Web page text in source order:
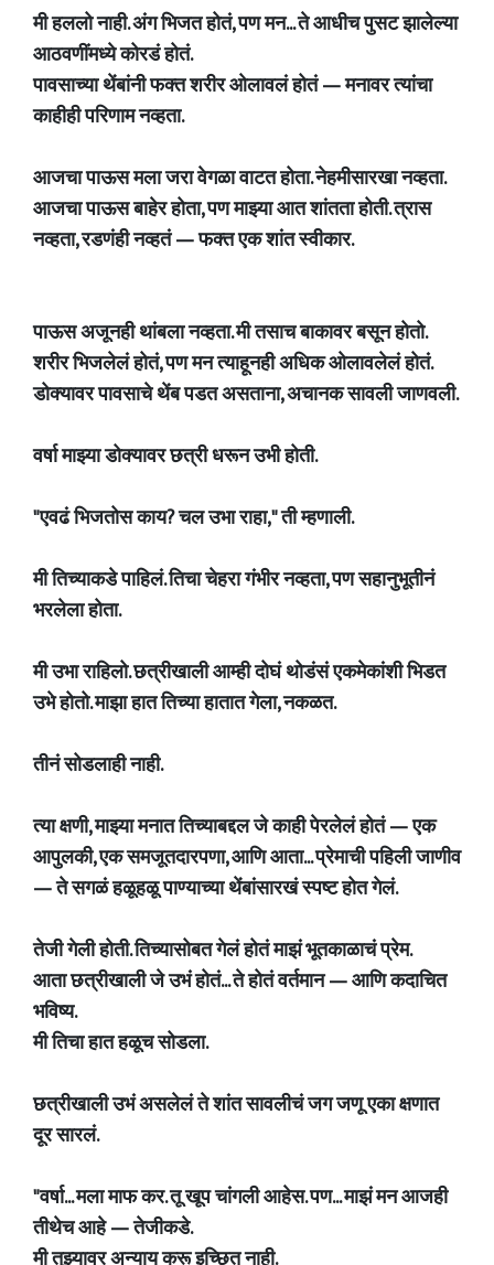
मी हललो नाही. अंग भिजत होतं, पण मन... ते आधीच पुसट झालेल्या
आठवणींमध्ये कोरडं होतं.
पावसाच्या थेंबांनी फक्त शरीर ओलावलं होतं — मनावर त्यांचा
काहीही परिणाम नव्हता.
आजचा पाऊस मला जरा वेगळा वाटत होता. नेहमीसारखा नव्हता.
आजचा पाऊस बाहेर होता, पण माझ्या आत शांतता होती. त्रास
नव्हता, रडणंही नव्हतं — फक्त एक शांत स्वीकार.
पाऊस अजूनही थांबला नव्हता. मी तसाच बाकावर बसून होतो.
शरीर भिजलेलं होतं, पण मन त्याहूनही अधिक ओलावलेलं होतं.
डोक्यावर पावसाचे थेंब पडत असताना, अचानक सावली जाणवली.
वर्षा माझ्या डोक्यावर छत्री धरून उभी होती.
"एवढं भिजतोस काय? चल उभा राहा," ती म्हणाली.
मी तिच्याकडे पाहिलं. तिचा चेहरा गंभीर नव्हता, पण सहानुभूतीनं
भरलेला होता.
मी उभा राहिलो. छत्रीखाली आम्ही दोघं थोडंसं एकमेकांशी भिडत
उभे होतो. माझा हात तिच्या हातात गेला, नकळत.
तीनं सोडलाही नाही.
त्या क्षणी, माझ्या मनात तिच्याबद्दल जे काही पेरलेलं होतं — एक
आपुलकी, एक समजूतदारपणा, आणि आता... प्रेमाची पहिली जाणीव
— ते सगळं हळूहळू पाण्याच्या थेंबांसारखं स्पष्ट होत गेलं.
तेजी गेली होती. तिच्यासोबत गेलं होतं माझं भूतकाळाचं प्रेम.
आता छत्रीखाली जे उभं होतं... ते होतं वर्तमान — आणि कदाचित
भविष्य.
मी तिचा हात हळूच सोडला.
छत्रीखाली उभं असलेलं ते शांत सावलीचं जग जणू एका क्षणात
दूर सारलं.
"वर्षा... मला माफ कर. तू खूप चांगली आहेस. पण... माझं मन आजही
तीथेच आहे — तेजीकडे.